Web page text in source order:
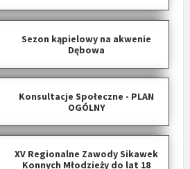
Sezon kąpielowy na akwenie
Dębowa
Konsultacje Społeczne - PLAN
OGÓLNY
XV Regionalne Zawody Sikawek
Konnych Młodzieży do lat 18